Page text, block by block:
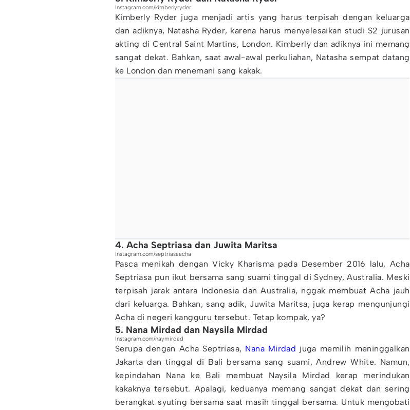
Instagram.com/kimberlyryder
Kimberly Ryder juga menjadi artis yang harus terpisah dengan keluarga
dan adiknya, Natasha Ryder, karena harus menyelesaikan studi S2 jurusan
akting di Central Saint Martins, London. Kimberly dan adiknya ini memang
sangat dekat. Bahkan, saat awal-awal perkuliahan, Natasha sempat datang
ke London dan menemani sang kakak.
4. Acha Septriasa dan Juwita Maritsa
Instagram.com/septriasaacha
Pasca menikah dengan Vicky Kharisma pada Desember 2016 lalu, Acha
Septriasa pun ikut bersama sang suami tinggal di Sydney, Australia. Meski
terpisah jarak antara Indonesia dan Australia, nggak membuat Acha jauh
dari keluarga. Bahkan, sang adik, Juwita Maritsa, juga kerap mengunjungi
Acha di negeri kangguru tersebut. Tetap kompak, ya?
5. Nana Mirdad dan Naysila Mirdad
Instagram.com/naymirdad
Serupa dengan Acha Septriasa, Nana Mirdad juga memilih meninggalkan
Jakarta dan tinggal di Bali bersama sang suami, Andrew White. Namun,
kepindahan Nana ke Bali membuat Naysila Mirdad kerap merindukan
kakaknya tersebut. Apalagi, keduanya memang sangat dekat dan sering
berangkat syuting bersama saat masih tinggal bersama. Untuk mengobati